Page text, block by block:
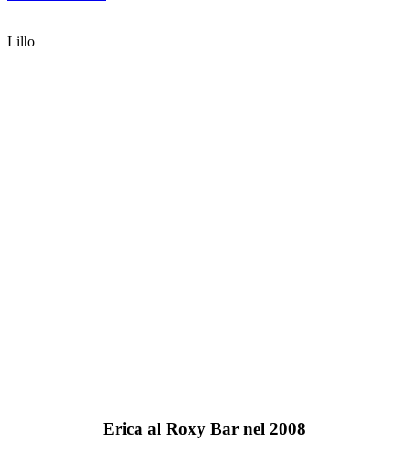
Lillo
Erica al Roxy Bar nel 2008